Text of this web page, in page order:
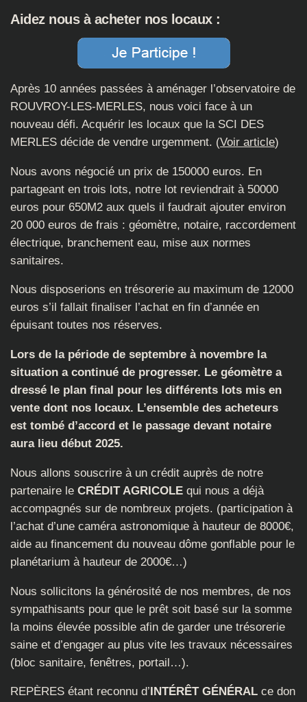
Aidez nous à acheter nos locaux :
Après 10 années passées à aménager l’observatoire de
ROUVROY-LES-MERLES, nous voici face à un
nouveau défi. Acquérir les locaux que la SCI DES
MERLES décide de vendre urgemment. (Voir article)
Nous avons négocié un prix de 150000 euros. En
partageant en trois lots, notre lot reviendrait à 50000
euros pour 650M2 aux quels il faudrait ajouter environ
20 000 euros de frais : géomètre, notaire, raccordement
électrique, branchement eau, mise aux normes
sanitaires.
Nous disposerions en trésorerie au maximum de 12000
euros s’il fallait finaliser l’achat en fin d’année en
épuisant toutes nos réserves.
Lors de la période de septembre à novembre la
situation a continué de progresser. Le géomètre a
dressé le plan final pour les différents lots mis en
vente dont nos locaux. L’ensemble des acheteurs
est tombé d’accord et le passage devant notaire
aura lieu début 2025.
Nous allons souscrire à un crédit auprès de notre
partenaire le CRÉDIT AGRICOLE qui nous a déjà
accompagnés sur de nombreux projets. (participation à
l’achat d’une caméra astronomique à hauteur de 8000€,
aide au financement du nouveau dôme gonflable pour le
planétarium à hauteur de 2000€…)
Nous sollicitons la générosité de nos membres, de nos
sympathisants pour que le prêt soit basé sur la somme
la moins élevée possible afin de garder une trésorerie
saine et d’engager au plus vite les travaux nécessaires
(bloc sanitaire, fenêtres, portail…).
REPÈRES étant reconnu d’ INTÉRÊT GÉNÉRAL ce don